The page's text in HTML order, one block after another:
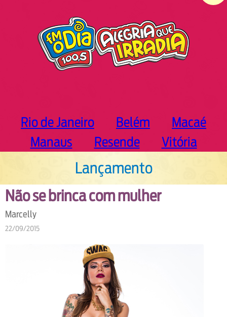
Rio de Janeiro Belém
Macaé
Manaus
Resende Vitória
Lançamento
Não se brinca com mulher
Marcelly
22/09/2015